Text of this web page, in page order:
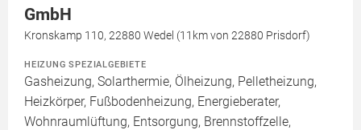
GmbH
Kronskamp 110, 22880 Wedel (11km von 22880 Prisdorf)
HEIZUNG SPEZIALGEBIETE
Gasheizung, Solarthermie, Ölheizung, Pelletheizung,
Heizkörper, Fußbodenheizung, Energieberater,
Wohnraumlüftung, Entsorgung, Brennstoffzelle,